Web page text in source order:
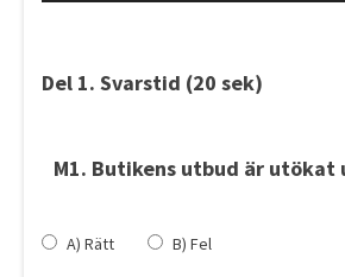
Del 1. Svarstid (20 sek)
M1. Butikens utbud är
A) Rätt B) Fel